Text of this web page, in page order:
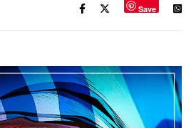
Save